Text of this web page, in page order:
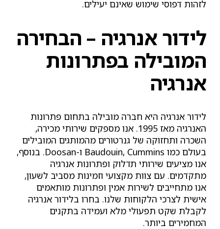
לזהות דפוסי שימוש שאינם יעילים.
לידור אנרגיה – הבחירה
המובילה בפתרונות
אנרגיה
לידור אנרגיה היא חברה מובילה בתחום פתרונות
האנרגיה מאז 1995. אנו מספקים שירותי מכירה,
השכרה ותחזוקה של גנרטורים מהמותגים המובילים
בעולם כמו Baudouin, Cummins ו-Doosan. בנוסף,
אנו מציעים שירותי תדלוק ופתרונות אנרגיה
מתקדמים. עם צוות מקצועי וזמינות מסביב לשעון,
אנו מתחייבים לשירות אמין ופתרונות מותאמים
אישית לצרכי הלקוחות שלנו. בחרו בלידור אנרגיה
לקבלת שקט תפעולי מלא ועמידה בתקנים
המחמירים ביותר.